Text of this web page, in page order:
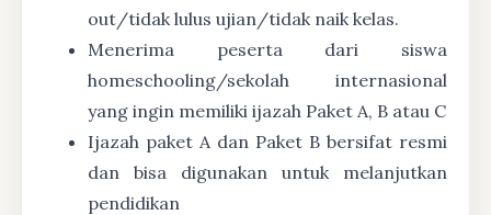
out/tidak lulus ujian/tidak naik kelas.
Menerima peserta dari siswa
homeschooling/sekolah internasional
yang ingin memiliki ijazah Paket A, B atau C
Ijazah paket A dan Paket B bersifat resmi
dan bisa digunakan untuk melanjutkan
pendidikan